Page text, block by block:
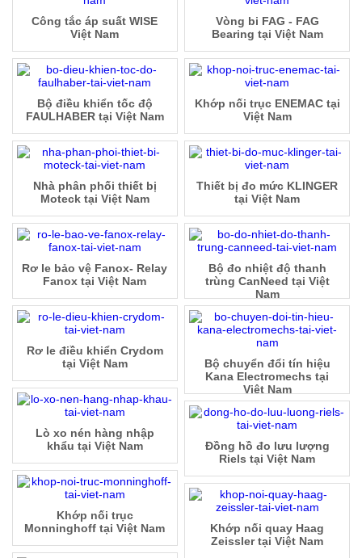
Công tắc áp suất WISE
Việt Nam
Vòng bi FAG - FAG
Bearing tại Việt Nam
Bộ điều khiển tốc độ
FAULHABER tại Việt Nam
Khớp nối trục ENEMAC tại
Việt Nam
Nhà phân phối thiết bị
Moteck tại Việt Nam
Thiết bị đo mức KLINGER
tại Việt Nam
Rơ le bảo vệ Fanox- Relay
Fanox tại Việt Nam
Bộ đo nhiệt độ thanh
trùng CanNeed tại Việt
Nam
Rơ le điều khiển Crydom
tại Việt Nam
Bộ chuyển đổi tín hiệu
Kana Electromechs tại
Việt Nam
Lò xo nén hàng nhập
khẩu tại Việt Nam
Đồng hồ đo lưu lượng
Riels tại Việt Nam
Khớp nối trục
Monninghoff tại Việt Nam
Khớp nối quay Haag
Zeissler tại Việt Nam